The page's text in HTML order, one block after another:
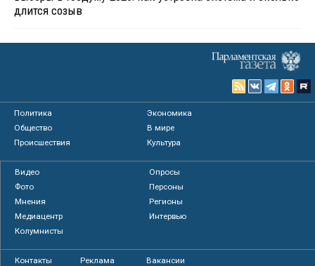
длится созыв
Политика
Экономика
Общество
В мире
Происшествия
Культура
Видео
Опросы
Фото
Персоны
Мнения
Регионы
Медиацентр
Интервью
Колумнисты
Контакты Реклама Вакансии